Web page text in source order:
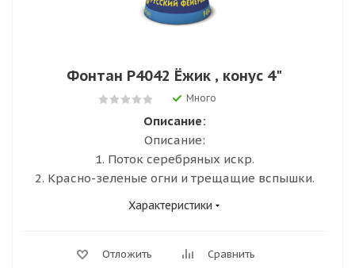
Фонтан Р4042 Ёжик , конус 4"
Много
Описание:
Описание:
1. Поток серебряных искр.
2. Красно-зеленые огни и трещащие вспышки.
Характеристики
Отложить Сравнить